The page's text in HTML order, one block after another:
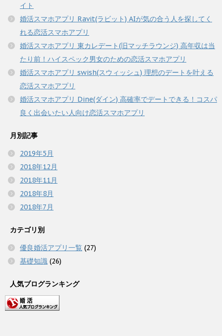
イト
婚活スマホアプリ Ravit(ラビット) AIが気の合う人を探してく
れる恋活スマホアプリ
婚活スマホアプリ 東カレデート(旧マッチラウンジ) 高年収は当
たり前！ハイスペック男女のための恋活スマホアプリ
婚活スマホアプリ swish(スウィッシュ) 理想のデートを叶える
恋活スマホアプリ
婚活スマホアプリ Dine(ダイン) 高確率でデートできる！コスパ
良く出会いたい人向け恋活スマホアプリ
月別記事
2019年5月
2018年12月
2018年11月
2018年8月
2018年7月
カテゴリ別
優良婚活アプリ一覧 (27)
基礎知識 (26)
人気ブログランキング